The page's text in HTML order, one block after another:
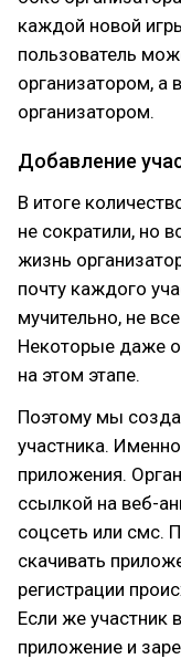
каждой новой
пользователь
организатором, а
организатором.
Добавление
В итоге
не сократили, но
жизнь
почту каждого
мучительно, не
Некоторые даже
на этом этапе.
Поэтому мы
участника.
приложения.
ссылкой на веб-
соцсеть или смс.
скачивать
регистрации
Если же участник
приложение и